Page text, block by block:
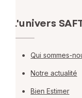
L'univers
Qui sommes-
Notre actualité
Bien Estimer